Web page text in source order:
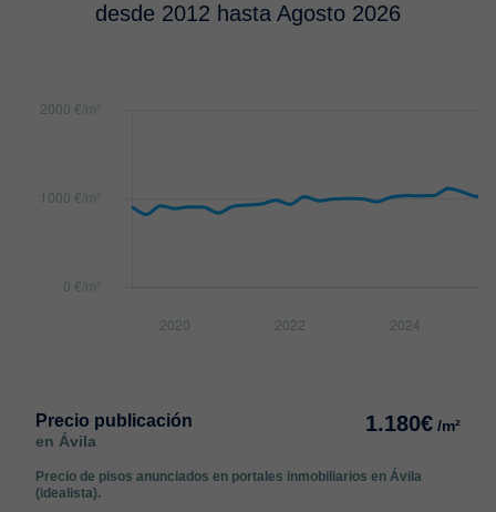
desde 2012 hasta Agosto 2026
Precio publicación
en Ávila
1.180€ /m²
Precio de pisos anunciados en portales inmobiliarios en Ávila
(idealista).